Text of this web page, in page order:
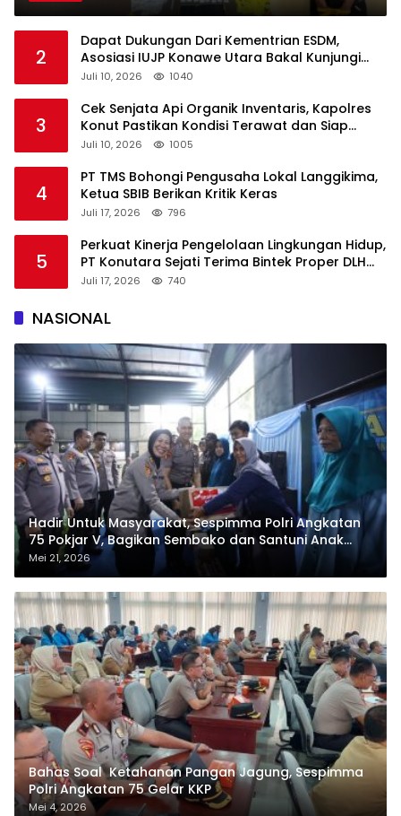
2
Dapat Dukungan Dari Kementrian ESDM,
Asosiasi IUJP Konawe Utara Bakal Kunjungi
Pemegang IUP di Konut
Juli 10, 2026 1040
3
Cek Senjata Api Organik Inventaris, Kapolres
Konut Pastikan Kondisi Terawat dan Siap
Digunakan
Juli 10, 2026 1005
4
PT TMS Bohongi Pengusaha Lokal Langgikima,
Ketua SBIB Berikan Kritik Keras
Juli 17, 2026 796
5
Perkuat Kinerja Pengelolaan Lingkungan Hidup,
PT Konutara Sejati Terima Bintek Proper DLH
Sultra
Juli 17, 2026 740
NASIONAL
Hadir Untuk Masyarakat, Sespimma Polri Angkatan
75 Pokjar V, Bagikan Sembako dan Santuni Anak
Yatim
Mei 21, 2026
Bahas Soal Ketahanan Pangan Jagung, Sespimma
Polri Angkatan 75 Gelar KKP
Mei 4, 2026